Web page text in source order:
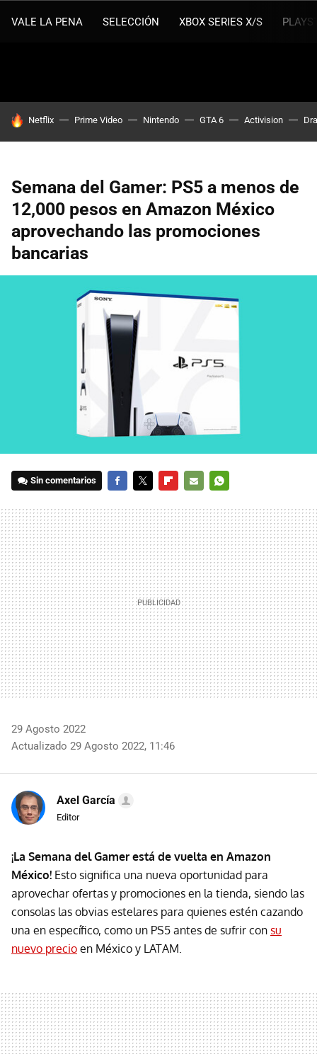
VALE LA PENA SELECCIÓN XBOX SERIES X/S
HOY SE HABLA DE
Netflix Prime Video Nintendo GTA 6 Activision
Semana del Gamer: PS5 a menos de
12,000 pesos en Amazon México
aprovechando las promociones
bancarias
Sin comentarios
MAIL
29 Agosto 2022
Actualizado 29 Agosto 2022, 11:46
Axel García
Editor
¡La Semana del Gamer está de vuelta en Amazon
México! Esto significa una nueva oportunidad para
aprovechar ofertas y promociones en la tienda, siendo las
consolas las obvias estelares para quienes estén cazando
una en específico, como un PS5 antes de sufrir con su
nuevo precio en México y LATAM.